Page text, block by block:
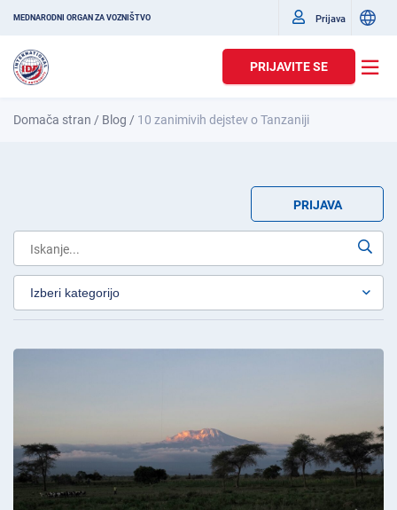
MEDNARODNI ORGAN ZA VOZNIŠTVO Prijava
PRIJAVITE SE
Domača stran / Blog / 10 zanimivih dejstev o Tanzaniji
PRIJAVA